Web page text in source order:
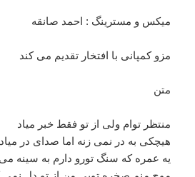
میکس و مسترینگ : احمد صانقه
مزو کمپانی با افتخار تقدیم می کند
متن
منتظر توام ولی از تو فقط خبر میاد
هیچکی به در نمی زنه اما صدای در میاد
یه عمره که سنگ تورو دارم به سینه